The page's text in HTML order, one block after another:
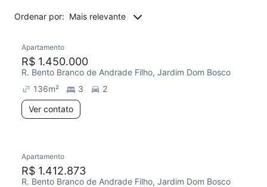
Ordenar por: Mais relevante
Redecorar
Apartamento
R$ 1.450.000
R. Bento Branco de Andrade Filho, Jardim Dom Bosco
136m² 3
2
Ver contato
Apartamento
R$ 1.412.873
R. Bento Branco de Andrade Filho, Jardim Dom Bosco